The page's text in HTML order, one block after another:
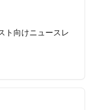
ト向けニュースレ